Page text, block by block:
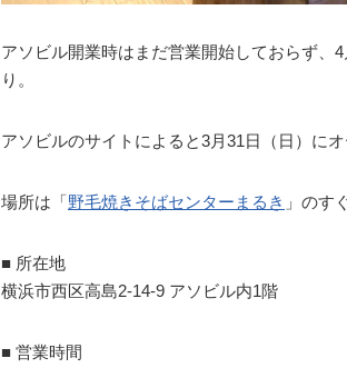
アソビル開業時はまだ営業開始しておらず、
り。
アソビルのサイトによると3月31日（日）にオ
場所は「野毛焼きそばセンターまるき 」のす
■ 所在地
横浜市西区高島2-14-9 アソビル内1階
■ 営業時間